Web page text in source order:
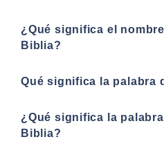
¿Qué significa el
Biblia?
Qué significa la palabra
¿Qué significa la
Biblia?